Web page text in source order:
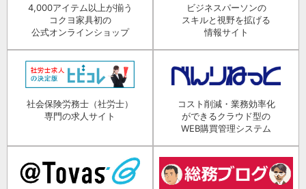
4,000アイテム以上が揃う
コクヨ家具初の
公式オンラインショップ
ビジネスパーソンの
スキルと視野を拡げる
情報サイト
社会保険労務士（社労士）
専門の求人サイト
コスト削減・業務効率化
ができるクラウド型の
WEB購買管理システム